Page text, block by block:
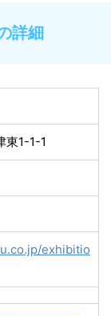
詳細
東1-1-1
exhibitio